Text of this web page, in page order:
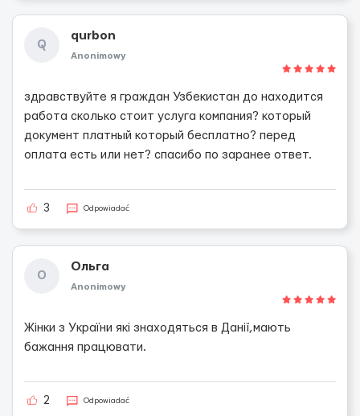
Q
qurbon
Anonimowy
здравствуйте я граждан Узбекистан до находится
работа сколько стоит услуга компания? который
документ платный который бесплатно? перед
оплата есть или нет? спасибо по заранее ответ.
3 Odpowiadać
О
Ольга
Anonimowy
Жінки з України які знаходяться в Данії,мають
бажання працювати.
2 Odpowiadać